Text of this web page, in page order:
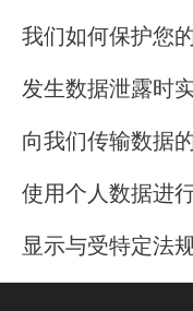
我们如何保护您
发生数据泄露时
向我们传输数据
使用个人数据进
显示与受特定法